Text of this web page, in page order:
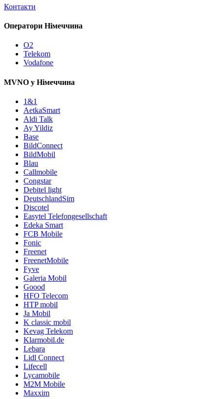
Контакти
Оператори Німеччина
O2
Telekom
Vodafone
MVNO у Німеччина
1&1
AetkaSmart
Aldi Talk
Ay Yildiz
Base
BildConnect
BildMobil
Blau
Callmobile
Congstar
Debitel light
DeutschlandSim
Discotel
Easytel Telefongesellschaft
Edeka Smart
FCB Mobile
Fonic
Freenet
FreenetMobile
Fyve
Galeria Mobil
Goood
HFO Telecom
HTP mobil
Ja Mobil
K classic mobil
Kevag Telekom
Klarmobil.de
Lebara
Lidl Connect
Lifecell
Lycamobile
M2M Mobile
Maxxim